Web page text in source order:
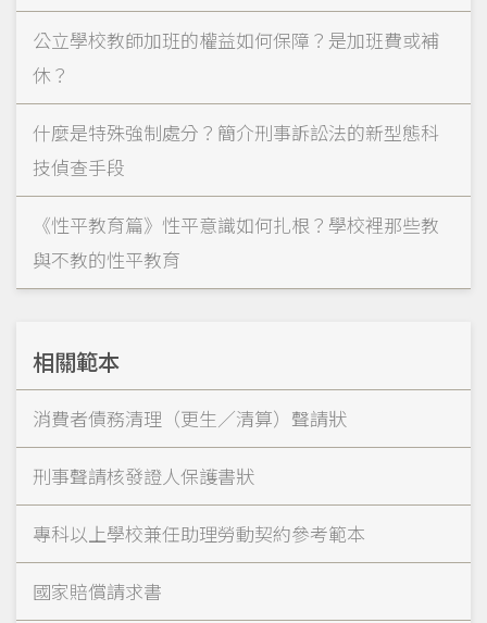
公立學校教師加班的權益如何保障？是加班費或補
休？
什麼是特殊強制處分？簡介刑事訴訟法的新型態科
技偵查手段
《性平教育篇》性平意識如何扎根？學校裡那些教
與不教的性平教育
相關範本
消費者債務清理（更生／清算）聲請狀
刑事聲請核發證人保護書狀
專科以上學校兼任助理勞動契約參考範本
國家賠償請求書